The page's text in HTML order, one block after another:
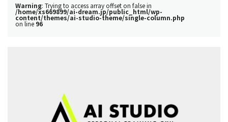
Warning: Trying to access array offset on false in
/home/xs669899/ai-dream.jp/public_html/wp-
content/themes/ai-studio-theme/single-column.php
on line 96